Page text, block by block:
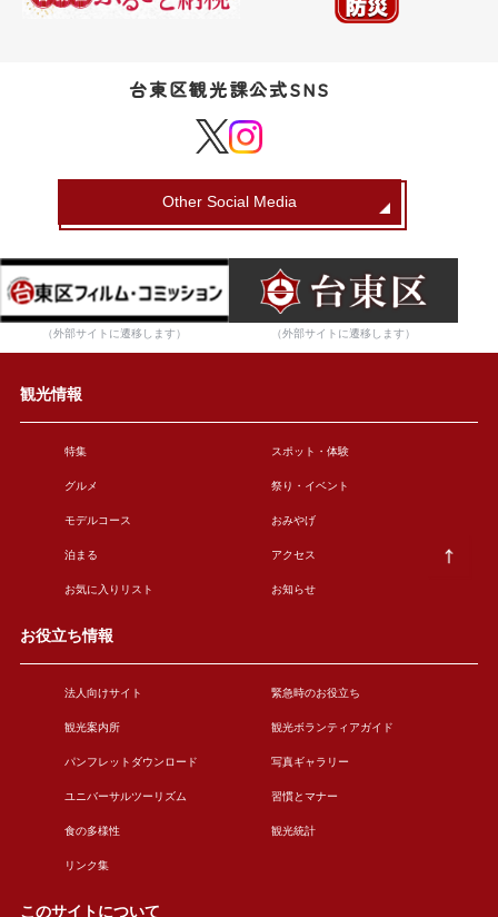
台東区観光課公式SNS
Other Social Media
（外部サイトに遷移します） （外部サイトに遷移します）
観光情報
特集 スポット・体験
グルメ 祭り・イベント
モデルコース おみやげ
泊まる アクセス
お気に入りリスト お知らせ
お役立ち情報
法人向けサイト 緊急時のお役立ち
観光案内所 観光ボランティアガイド
パンフレットダウンロード 写真ギャラリー
ユニバーサルツーリズム 習慣とマナー
食の多様性 観光統計
リンク集
このサイトについて